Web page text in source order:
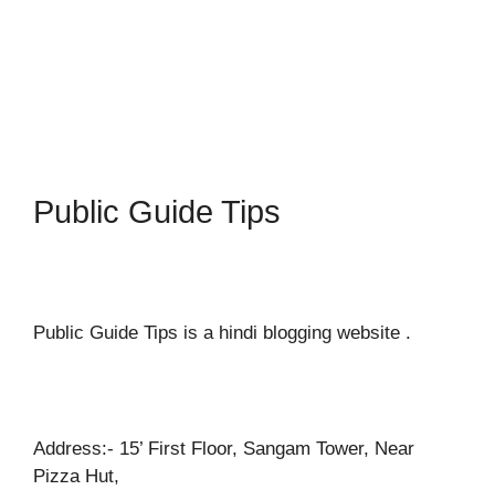
Public Guide Tips
Public Guide Tips is a hindi blogging website .
Address:- 15’ First Floor, Sangam Tower, Near
Pizza Hut,